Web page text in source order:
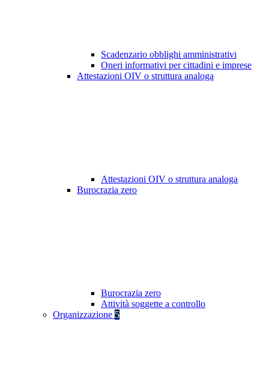
Scadenzario obblighi amministrativi
Oneri informativi per cittadini e imprese
Attestazioni OIV o struttura analoga
Attestazioni OIV o struttura analoga
Burocrazia zero
Burocrazia zero
Attività soggette a controllo
Organizzazione 5